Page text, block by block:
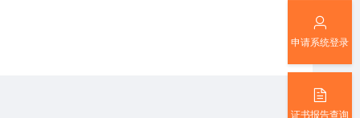
申请系统登录
证书报告查询